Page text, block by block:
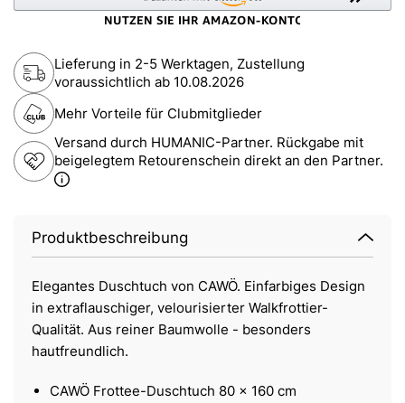
Lieferung in 2-5 Werktagen, Zustellung
voraussichtlich ab 10.08.2026
Mehr Vorteile für Clubmitglieder
Versand durch HUMANIC-Partner. Rückgabe mit
beigelegtem Retourenschein direkt an den Partner.
Produktbeschreibung
Elegantes Duschtuch von CAWÖ. Einfarbiges Design
in extraflauschiger, velourisierter Walkfrottier-
Qualität. Aus reiner Baumwolle - besonders
hautfreundlich.
CAWÖ Frottee-Duschtuch 80 x 160 cm